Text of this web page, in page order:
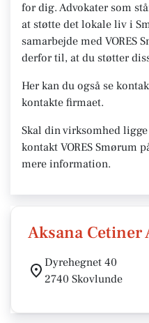
for dig. Advokater som
at støtte det lokale liv i
samarbejde med VORES
derfor til, at du støtter
Her kan du også se
kontakte firmaet.
Skal din virksomhed
kontakt VORES Smørum
mere information.
Aksana Cetiner
Dyrehegnet 40
2740 Skovlunde